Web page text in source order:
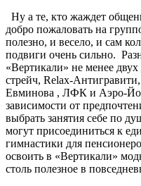
Ну а те, кто жаждет
добро пожаловать на
полезно, и весело, и сам
подвиги очень сильно.
«Вертикали» не менее
стрейч, Relax-
Евминова , ЛФК и Аэро-
зависимости от
выбрать занятия себе по
могут присоединиться к
гимнастики для
освоить в «Вертикали»
столь полезное в